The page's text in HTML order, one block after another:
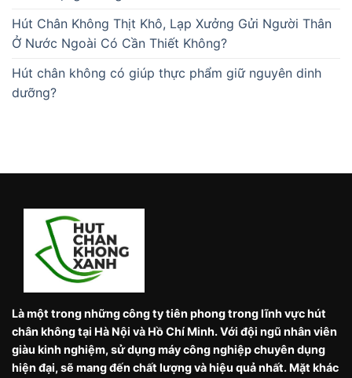
Hút Chân Không Thịt Khô, Lạp Xưởng Gửi Người Thân
Ở Nước Ngoài Có Cần Thiết Không?
Hút chân không có giúp thực phẩm giữ nguyên dinh
dưỡng?
Là một trong những công ty tiên phong trong lĩnh vực hút
chân không tại Hà Nội và Hồ Chí Minh. Với đội ngũ nhân viên
giàu kinh nghiệm, sử dụng máy công nghiệp chuyên dụng
hiện đại, sẽ mang đến chất lượng và hiệu quả nhất. Mặt khác